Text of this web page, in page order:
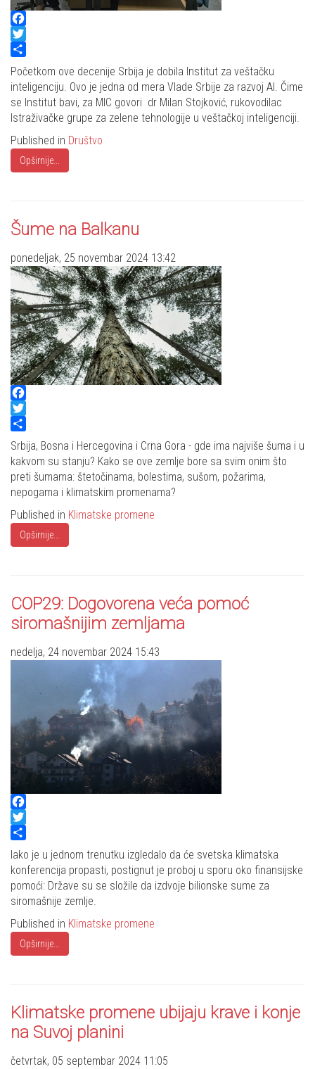
Facebook
Twitter
Share
Početkom ove decenije Srbija je dobila Institut za veštačku
inteligenciju. Ovo je jedna od mera Vlade Srbije za razvoj AI. Čime
se Institut bavi, za MIC govori dr Milan Stojković, rukovodilac
Istraživačke grupe za zelene tehnologije u veštačkoj inteligenciji.
Published in Društvo
Opširnije...
Šume na Balkanu
ponedeljak, 25 novembar 2024 13:42
Facebook
Twitter
Share
Srbija, Bosna i Hercegovina i Crna Gora - gde ima najviše šuma i u
kakvom su stanju? Kako se ove zemlje bore sa svim onim što
preti šumama: štetočinama, bolestima, sušom, požarima,
nepogama i klimatskim promenama?
Published in Klimatske promene
Opširnije...
COP29: Dogovorena veća pomoć
siromašnijim zemljama
nedelja, 24 novembar 2024 15:43
Facebook
Twitter
Share
Iako je u jednom trenutku izgledalo da će svetska klimatska
konferencija propasti, postignut je proboj u sporu oko finansijske
pomoći: Države su se složile da izdvoje bilionske sume za
siromašnije zemlje.
Published in Klimatske promene
Opširnije...
Klimatske promene ubijaju krave i konje
na Suvoj planini
četvrtak, 05 septembar 2024 11:05